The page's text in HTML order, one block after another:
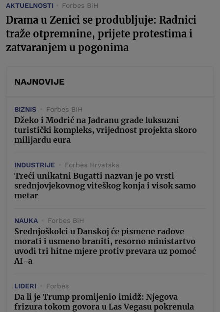
AKTUELNOSTI Forbes BiH
Drama u Zenici se produbljuje: Radnici
traže otpremnine, prijete protestima i
zatvaranjem u pogonima
NAJNOVIJE
BIZNIS Forbes BiH
Džeko i Modrić na Jadranu grade luksuzni
turistički kompleks, vrijednost projekta skoro
milijardu eura
INDUSTRIJE Forbes Hrvatska
Treći unikatni Bugatti nazvan je po vrsti
srednjovjekovnog viteškog konja i visok samo
metar
NAUKA Forbes BiH
Srednjoškolci u Danskoj će pismene radove
morati i usmeno braniti, resorno ministartvo
uvodi tri hitne mjere protiv prevara uz pomoć
AI-a
LIDERI Forbes
Da li je Trump promijenio imidž: Njegova
frizura tokom govora u Las Vegasu pokrenula